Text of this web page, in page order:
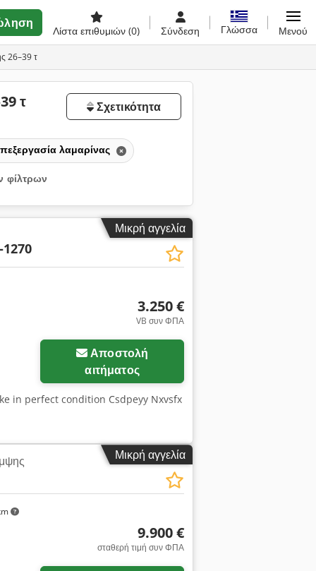
Λίστα επιθυμιών (0) Σύνδεση Γλώσσα Μενού
26–39 τ
τ
Σχετικότητα
λαμαρίνας
φίλτρων
Μικρή αγγελία
1270
3.250 €
VB συν ΦΠΑ
Αποστολή
αιτήματος
in perfect condition Csdpeyy Nxvsfx
Μικρή αγγελία
9.900 €
σταθερή τιμή συν ΦΠΑ